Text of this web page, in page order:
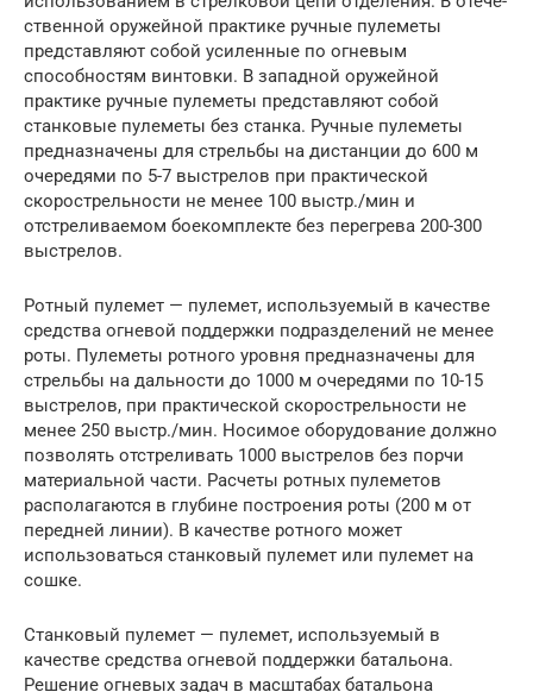
ственной оружейной практике ручные пулеметы
представляют собой усиленные по огневым
способностям винтовки. В западной оружейной
практике ручные пулеметы представляют собой
станковые пулеметы без станка. Ручные пу­леметы
предназначены для стрельбы на дистанции до 600 м
очередями по 5-7 вы­стрелов при практической
скорострельности не менее 100 выстр./мин и
отстреливае­мом боекомплекте без перегрева 200-300
выстрелов.
Ротный пулемет — пулемет, используемый в качестве
средства огневой поддержки подразделений не менее
роты. Пулеметы ротного уровня предназначены для
стрельбы на дальности до 1000 м очередями по 10-15
выстре­лов, при практической скорострельности не
менее 250 выстр./мин. Носимое обору­дование должно
позволять отстреливать 1000 выстрелов без порчи
материальной части. Расчеты ротных пулеметов
располагаются в глубине построения роты (200 м от
передней линии). В качестве ротного может
использоваться станковый пулемет или пулемет на
сошке.
Станковый пулемет — пулемет, используемый в
качестве средства огневой поддержки батальона.
Решение огневых задач в масштабах батальона